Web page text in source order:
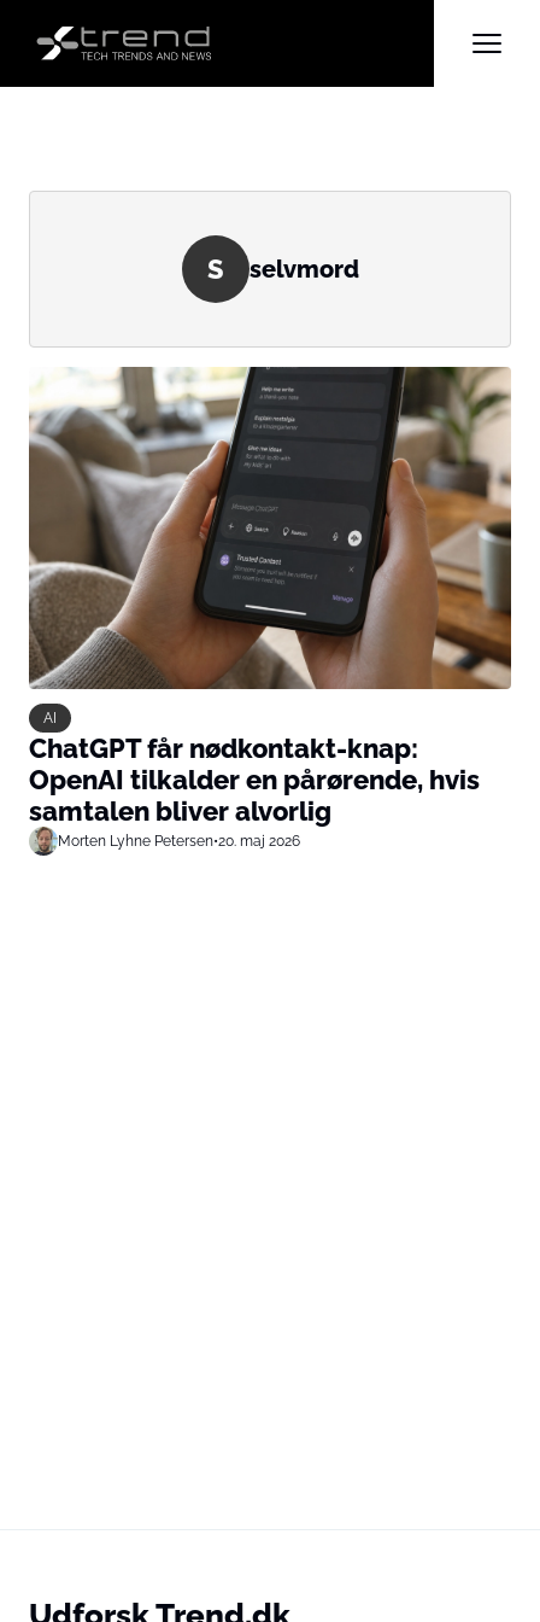
S selvmord
AI
ChatGPT får nødkontakt-knap:
OpenAI tilkalder en pårørende, hvis
samtalen bliver alvorlig
Morten Lyhne Petersen•20. maj 2026
Udforsk Trend.dk